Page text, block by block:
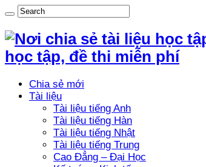
học tập, đề thi miễn phí
Chia sẻ mới
Tài liệu
Tài liệu tiếng Anh
Tài liệu tiếng Hàn
Tài liệu tiếng Nhật
Tài liệu tiếng Trung
Cao Đẳng – Đại Học